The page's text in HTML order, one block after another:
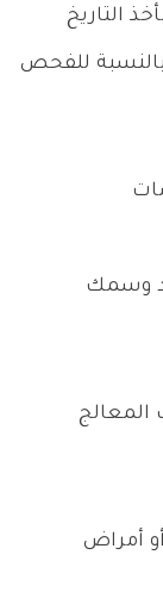
التاريخ
للفحص
وسمك
المعالج
أمراض